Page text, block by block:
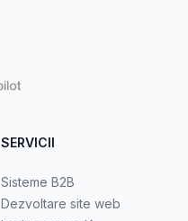
SERVICII
Sisteme B2B
Dezvoltare site web